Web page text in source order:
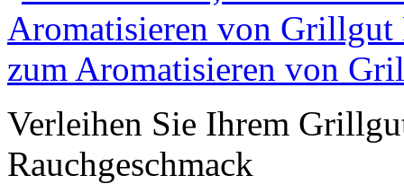
Verleihen Sie Ihrem
Rauchgeschmack